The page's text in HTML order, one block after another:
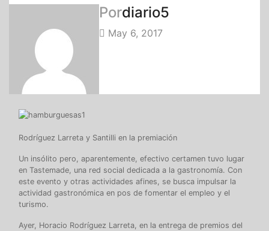
Pordiario5
May 6, 2017
Rodríguez Larreta y Santilli en la premiación
Un insólito pero, aparentemente, efectivo certamen tuvo lugar
en Tastemade, una red social dedicada a la gastronomía. Con
este evento y otras actividades afines, se busca impulsar la
actividad gastronómica en pos de fomentar el empleo y el
turismo.
Ayer, Horacio Rodríguez Larreta, en la entrega de premios del